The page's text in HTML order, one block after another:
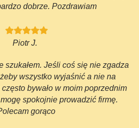
dobrze. Pozdrawiam
Piotr J.
szukałem. Jeśli coś się nie zgadza
wszystko wyjaśnić a nie na
bywało w moim poprzednim
spokojnie prowadzić firmę.
gorąco